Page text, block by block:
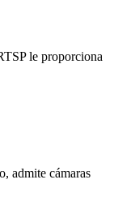
le proporciona
admite cámaras